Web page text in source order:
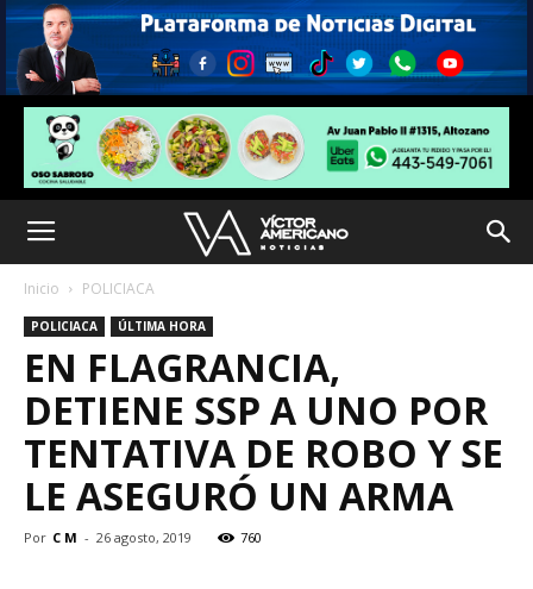
Inicio POLICIACA
POLICIACA ÚLTIMA HORA
EN FLAGRANCIA,
DETIENE SSP A UNO POR
TENTATIVA DE ROBO Y SE
LE ASEGURÓ UN ARMA
Por C M - 26 agosto, 2019 760